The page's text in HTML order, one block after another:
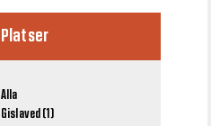
Platser
Alla
Gislaved (1)